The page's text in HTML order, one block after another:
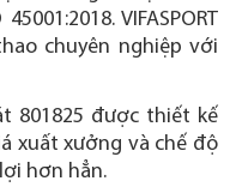
VIFASPORT
chuyên nghiệp với
801825 được thiết kế
xuất xưởng và chế độ
hơn hẳn.